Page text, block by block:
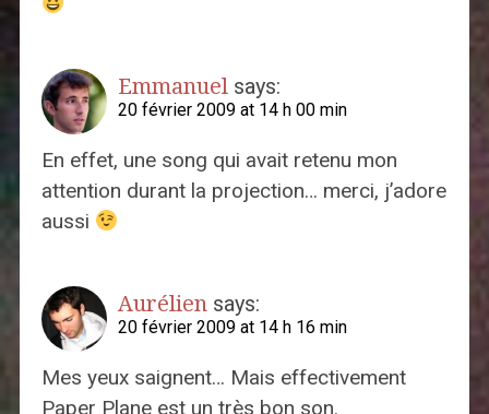
Emmanuel says:
20 février 2009 at 14 h 00 min
En effet, une song qui avait retenu mon
attention durant la projection… merci, j’adore
aussi
Aurélien says:
20 février 2009 at 14 h 16 min
Mes yeux saignent… Mais effectivement
Paper Plane est un très bon son.